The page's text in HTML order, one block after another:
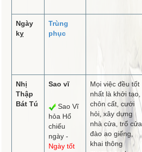
Ngày
kỵ
Trùng
phục
Nhị
Thập
Bát Tú
Sao vĩ
Sao Vĩ
hỏa Hổ
chiếu
ngày -
Ngày tốt
Mọi việc đều tốt
nhất là khởi tạo,
chôn cất, cưới
hỏi, xây dựng
nhà cửa, trổ cửa,
đào ao giếng,
khai thông